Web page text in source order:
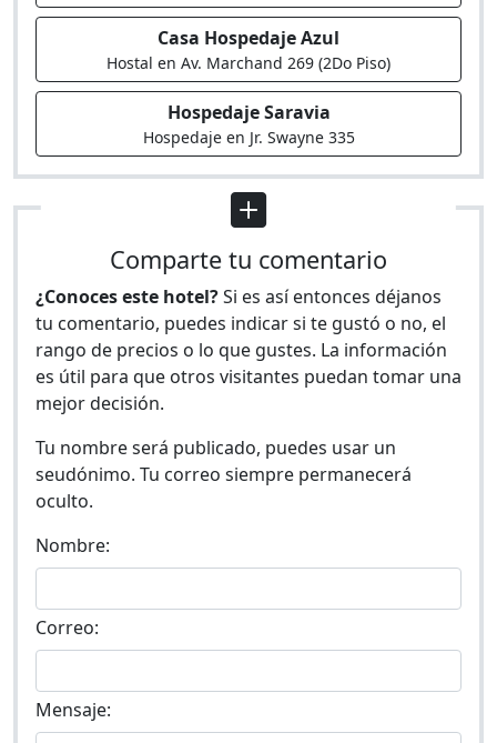
Casa Hospedaje Azul
Hostal en Av. Marchand 269 (2Do Piso)
Hospedaje Saravia
Hospedaje en Jr. Swayne 335
Comparte tu comentario
¿Conoces este hotel?Si es así entonces déjanos
tu comentario, puedes indicar si te gustó o no, el
rango de precios o lo que gustes. La información
es útil para que otros visitantes puedan tomar una
mejor decisión.
Tu nombre será publicado, puedes usar un
seudónimo. Tu correo siempre permanecerá
oculto.
Nombre:
Correo:
Mensaje: